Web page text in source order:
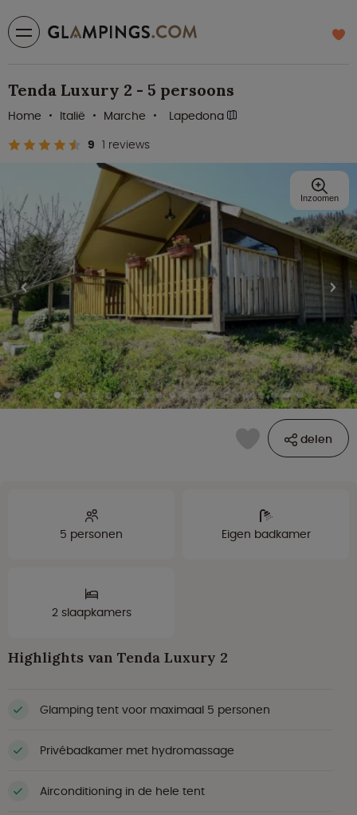
Tenda Luxury 2 - 5 persoons
9 1 reviews
Home Italië Marche Lapedona
delen
Inzoomen
5 personen Eigen badkamer
2 slaapkamers
Highlights van Tenda Luxury 2
Glamping tent voor maximaal 5 personen
Privébadkamer met hydromassage
Airconditioning in de hele tent